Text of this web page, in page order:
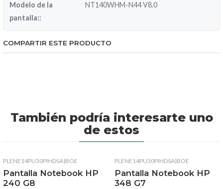
Modelo de la
pantalla::
NT140WHM-N44 V8.0
COMPARTIR ESTE PRODUCTO
También podría interesarte uno
de estos
PLENE14PU30PIHDSA|BOE
Pantalla Notebook HP
240 G8
PLENE14PU30PIHDSA|BOE
Pantalla Notebook HP
348 G7